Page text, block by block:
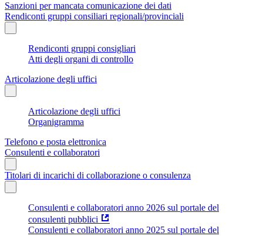
Sanzioni per mancata comunicazione dei dati
Rendiconti gruppi consiliari regionali/provinciali
Rendiconti gruppi consigliari
Atti degli organi di controllo
Articolazione degli uffici
Articolazione degli uffici
Organigramma
Telefono e posta elettronica
Consulenti e collaboratori
Titolari di incarichi di collaborazione o consulenza
Consulenti e collaboratori anno 2026 sul portale del
consulenti pubblici
Consulenti e collaboratori anno 2025 sul portale del